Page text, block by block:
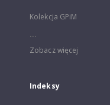
Kolekcja GPiM
...
Zobacz więcej
Indeksy